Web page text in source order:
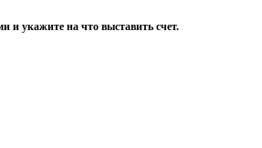
и укажите на что выставить счет.